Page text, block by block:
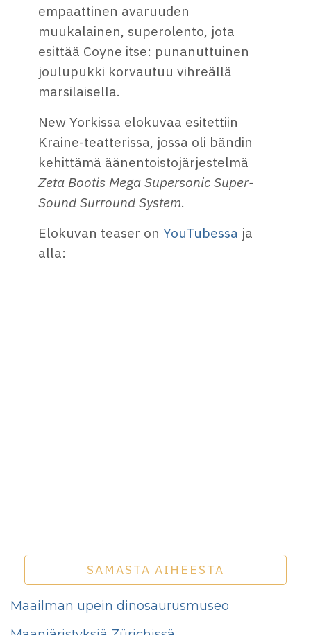
empaattinen avaruuden
muukalainen, superolento, jota
esittää Coyne itse: punanuttuinen
joulupukki korvautuu vihreällä
marsilaisella.
New Yorkissa elokuvaa esitettiin
Kraine-teatterissa, jossa oli bändin
kehittämä äänentoistojärjestelmä
Zeta Bootis Mega Supersonic Super-
Sound Surround System.
Elokuvan teaser on YouTubessa ja
alla:
SAMASTA AIHEESTA
Maailman upein dinosaurusmuseo